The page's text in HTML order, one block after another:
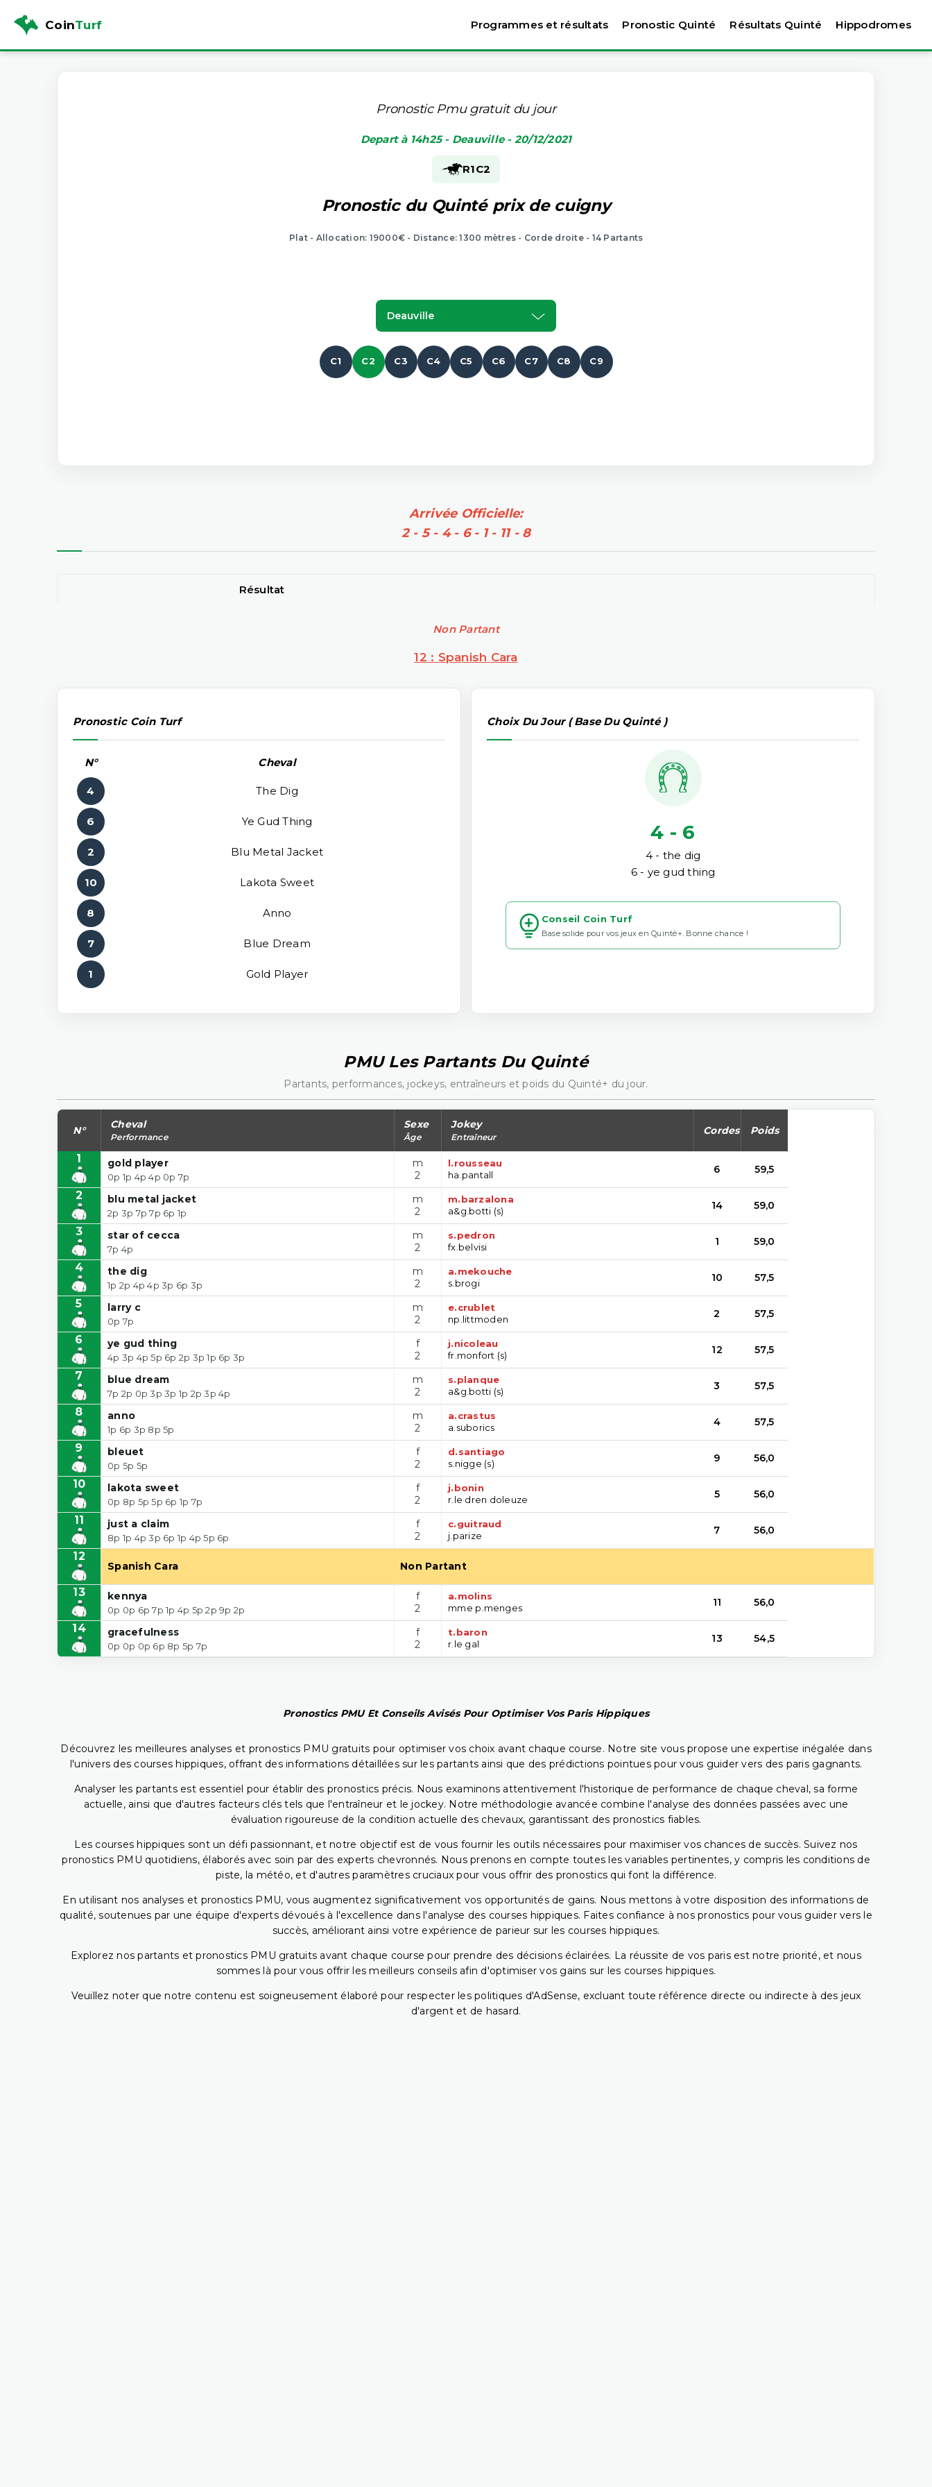
CoinTurf Programmes et résultats Pronostic Quinté Résultats Quinté Hippodromes
Pronostic Pmu gratuit du jour
Depart à 14h25 - Deauville - 20/12/2021
R1C2
Pronostic du Quinté prix de cuigny
Plat - Allocation: 19000€ - Distance: 1300 mètres - Corde droite - 14 Partants
Deauville
C1 C2 C3 C4 C5 C6 C7 C8 C9
Arrivée Officielle:
2 - 5 - 4 - 6 - 1 - 11 - 8
Résultat
Non Partant
12 : Spanish Cara
Pronostic Coin Turf
N° Cheval
4 The Dig
6 Ye Gud Thing
2 Blu Metal Jacket
10 Lakota Sweet
8 Anno
7 Blue Dream
1 Gold Player
Choix Du Jour ( Base Du Quinté )
4 - 6
4 - the dig
6 - ye gud thing
Conseil Coin Turf
Base solide pour vos jeux en Quinté+. Bonne chance !
PMU Les Partants Du Quinté
Partants, performances, jockeys, entraîneurs et poids du Quinté+ du jour.
N° Cheval
Performance
Sexe
Âge
Jokey
Entraîneur
Cordes Poids
1 gold player
0p 1p 4p 4p 0p 7p
m
2
l.rousseau
ha.pantall
6 59,5
2 blu metal jacket
2p 3p 7p 7p 6p 1p
m
2
m.barzalona
a&g.botti (s)
14 59,0
3 star of cecca
7p 4p
m
2
s.pedron
fx.belvisi
1 59,0
4 the dig
1p 2p 4p 4p 3p 6p 3p
m
2
a.mekouche
s.brogi
10 57,5
5 larry c
0p 7p
m
2
e.crublet
np.littmoden
2 57,5
6 ye gud thing
4p 3p 4p 5p 6p 2p 3p 1p 6p 3p
f
2
j.nicoleau
fr.monfort (s)
12 57,5
7 blue dream
7p 2p 0p 3p 3p 1p 2p 3p 4p
m
2
s.planque
a&g.botti (s)
3 57,5
8 anno
1p 6p 3p 8p 5p
m
2
a.crastus
a.suborics
4 57,5
9 bleuet
0p 5p 5p
f
2
d.santiago
s.nigge (s)
9 56,0
10 lakota sweet
0p 8p 5p 5p 6p 1p 7p
f
2
j.bonin
r.le dren doleuze
5 56,0
11 just a claim
8p 1p 4p 3p 6p 1p 4p 5p 6p
f
2
c.guitraud
j.parize
7 56,0
12
Spanish Cara Non Partant
13 kennya
0p 0p 6p 7p 1p 4p 5p 2p 9p 2p
f
2
a.molins
mme p.menges
11 56,0
14 gracefulness
0p 0p 0p 6p 8p 5p 7p
f
2
t.baron
r.le gal
13 54,5
Pronostics PMU Et Conseils Avisés Pour Optimiser Vos Paris Hippiques
Découvrez les meilleures analyses et pronostics PMU gratuits pour optimiser vos choix avant chaque course. Notre site vous propose une expertise inégalée dans
l'univers des courses hippiques, offrant des informations détaillées sur les partants ainsi que des prédictions pointues pour vous guider vers des paris gagnants.
Analyser les partants est essentiel pour établir des pronostics précis. Nous examinons attentivement l'historique de performance de chaque cheval, sa forme
actuelle, ainsi que d'autres facteurs clés tels que l'entraîneur et le jockey. Notre méthodologie avancée combine l'analyse des données passées avec une
évaluation rigoureuse de la condition actuelle des chevaux, garantissant des pronostics fiables.
Les courses hippiques sont un défi passionnant, et notre objectif est de vous fournir les outils nécessaires pour maximiser vos chances de succès. Suivez nos
pronostics PMU quotidiens, élaborés avec soin par des experts chevronnés. Nous prenons en compte toutes les variables pertinentes, y compris les conditions de
piste, la météo, et d'autres paramètres cruciaux pour vous offrir des pronostics qui font la différence.
En utilisant nos analyses et pronostics PMU, vous augmentez significativement vos opportunités de gains. Nous mettons à votre disposition des informations de
qualité, soutenues par une équipe d'experts dévoués à l'excellence dans l'analyse des courses hippiques. Faites confiance à nos pronostics pour vous guider vers le
succès, améliorant ainsi votre expérience de parieur sur les courses hippiques.
Explorez nos partants et pronostics PMU gratuits avant chaque course pour prendre des décisions éclairées. La réussite de vos paris est notre priorité, et nous
sommes là pour vous offrir les meilleurs conseils afin d'optimiser vos gains sur les courses hippiques.
Veuillez noter que notre contenu est soigneusement élaboré pour respecter les politiques d'AdSense, excluant toute référence directe ou indirecte à des jeux
d'argent et de hasard.